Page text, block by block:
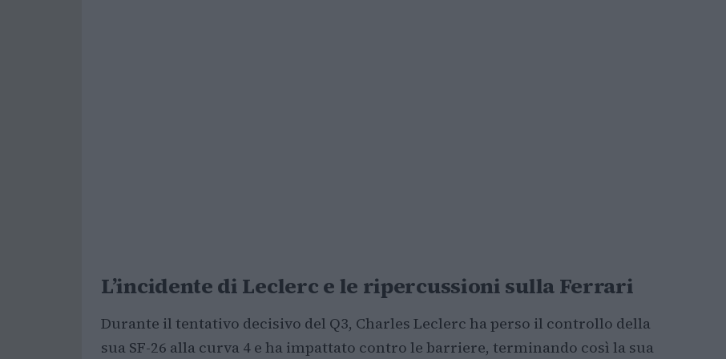
L’incidente di Leclerc e le ripercussioni sulla Ferrari
Durante il tentativo decisivo del Q3, Charles Leclerc ha perso il controllo della
sua SF-26 alla curva 4 e ha impattato contro le barriere, terminando così la sua